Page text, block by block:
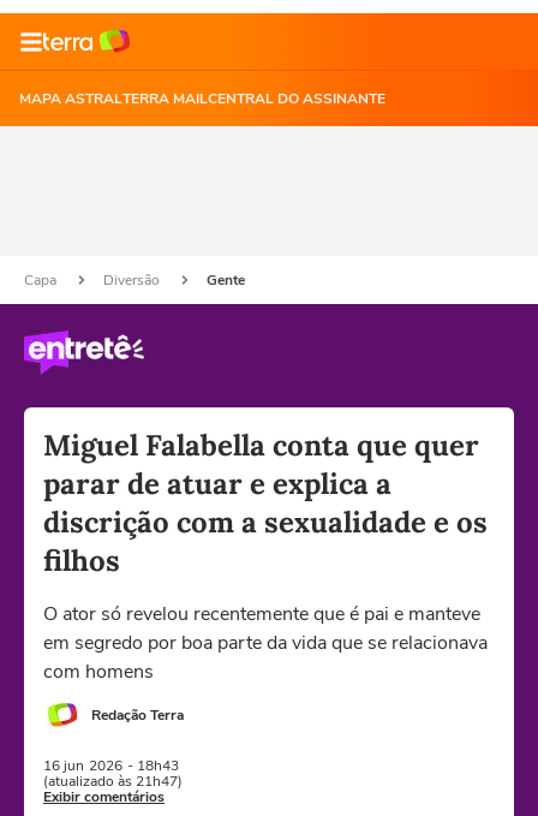
MAPA ASTRALTERRA MAILCENTRAL DO ASSINANTE
Capa Diversão Gente
Miguel Falabella conta que quer
parar de atuar e explica a
discrição com a sexualidade e os
filhos
O ator só revelou recentemente que é pai e manteve
em segredo por boa parte da vida que se relacionava
com homens
Redação Terra
16 jun 2026 - 18h43
(atualizado às 21h47)
Exibir comentários